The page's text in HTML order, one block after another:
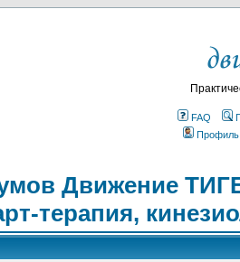
FAQ
Профиль
Движение
терапия,